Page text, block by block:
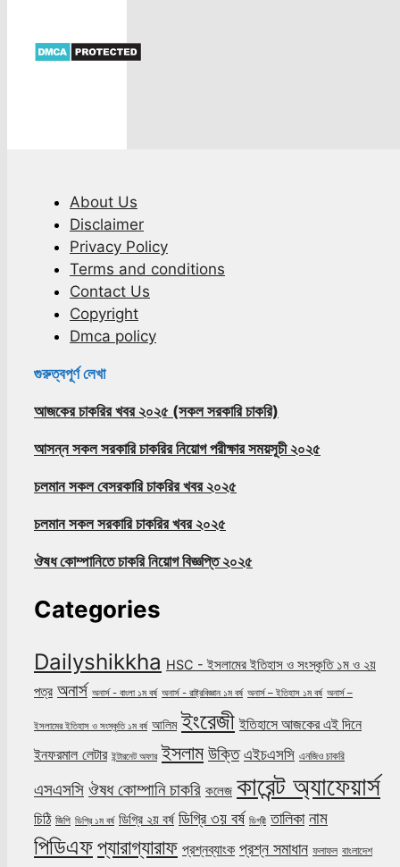
About Us
Disclaimer
Privacy Policy
Terms and conditions
Contact Us
Copyright
Dmca policy
গুরুত্বপূর্ণ লেখা
আজকের চাকরির খবর ২০২৫ (সকল সরকারি চাকরি)
আসন্ন সকল সরকারি চাকরির নিয়োগ পরীক্ষার সময়সূচী ২০২৫
চলমান সকল বেসরকারি চাকরির খবর ২০২৫
চলমান সকল সরকারি চাকরির খবর ২০২৫
ঔষধ কোম্পানিতে চাকরি নিয়োগ বিজ্ঞপ্তি ২০২৫
Categories
Dailyshikkha HSC - ইসলামের ইতিহাস ও সংস্কৃতি ১ম ও ২য়
পত্র অনার্স অনার্স - বাংলা ১ম বর্ষ অনার্স - রাষ্ট্রবিজ্ঞান ১ম বর্ষ অনার্স – ইতিহাস ১ম বর্ষ অনার্স –
ইসলামের ইতিহাস ও সংস্কৃতি ১ম বর্ষ আলিম ইংরেজী ইতিহাসে আজকের এই দিনে
ইনফরমাল লেটার ইন্টারনেট অফার ইসলাম উক্তি এইচএসসি এনজিও চাকরি
এসএসসি ঔষধ কোম্পানি চাকরি কলেজ কারেন্ট অ্যাফেয়ার্স
চিঠি জিপি ডিগ্রি ১ম বর্ষ ডিগ্রি ২য় বর্ষ ডিগ্রি ৩য় বর্ষ ডিগ্রী তালিকা নাম
পিডিএফপ্যারাগ্যারাফ প্রশ্নব্যাংক প্রশ্ন সমাধান ফলাফল বাংলাদেশ